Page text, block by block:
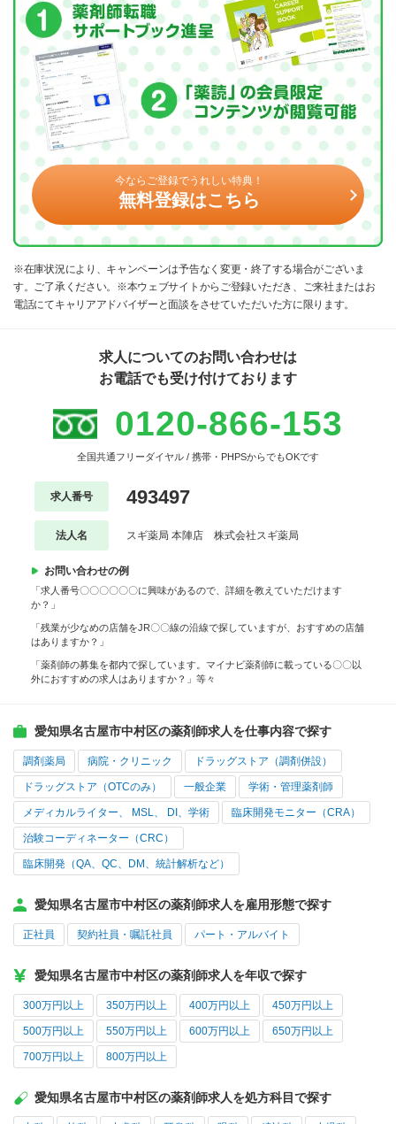
今ならご登録でうれしい特典！
無料登録はこちら
※在庫状況により、キャンペーンは予告なく変更・終了する場合がございま
す。ご了承ください。※本ウェブサイトからご登録いただき、ご来社またはお
電話にてキャリアアドバイザーと面談をさせていただいた方に限ります。
求人についてのお問い合わせは
お電話でも受け付けております
0120-866-153
全国共通フリーダイヤル / 携帯・PHPSからでもOKです
求人番号 493497
法人名 スギ薬局 本陣店 株式会社スギ薬局
お問い合わせの例
「求人番号〇〇〇〇〇〇に興味があるので、詳細を教えていただけます
か？」
「残業が少なめの店舗をJR〇〇線の沿線で探していますが、おすすめの店舗
はありますか？」
「薬剤師の募集を都内で探しています。マイナビ薬剤師に載っている〇〇以
外におすすめの求人はありますか？」等々
愛知県名古屋市中村区の薬剤師求人を仕事内容で探す
調剤薬局 病院・クリニック ドラッグストア（調剤併設）
ドラッグストア（OTCのみ） 一般企業 学術・管理薬剤師
メディカルライター、 MSL、 DI、学術 臨床開発モニター（CRA）
治験コーディネーター（CRC）
臨床開発（QA、QC、DM、統計解析など）
愛知県名古屋市中村区の薬剤師求人を雇用形態で探す
正社員 契約社員・嘱託社員 パート・アルバイト
愛知県名古屋市中村区の薬剤師求人を年収で探す
300万円以上 350万円以上 400万円以上 450万円以上
500万円以上 550万円以上 600万円以上 650万円以上
700万円以上 800万円以上
愛知県名古屋市中村区の薬剤師求人を処方科目で探す